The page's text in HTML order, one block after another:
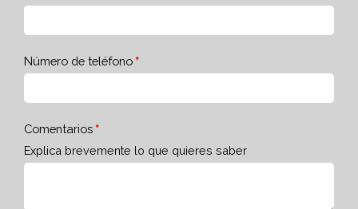
Número de teléfono
Comentarios
Explica brevemente lo que quieres saber